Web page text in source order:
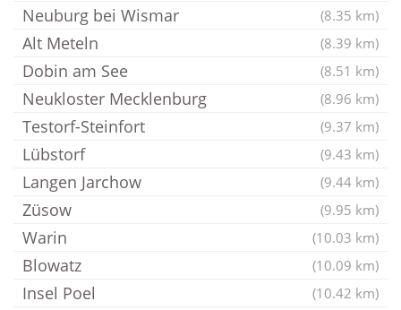
Neuburg bei Wismar (8.35 km)
Alt Meteln (8.39 km)
Dobin am See (8.51 km)
Neukloster Mecklenburg (8.96 km)
Testorf-Steinfort (9.37 km)
Lübstorf (9.43 km)
Langen Jarchow (9.44 km)
Züsow (9.95 km)
Warin (10.03 km)
Blowatz (10.09 km)
Insel Poel (10.42 km)